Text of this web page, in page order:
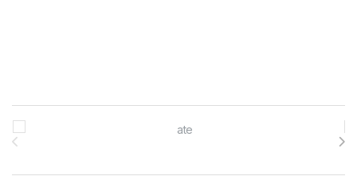
Brands Carousel